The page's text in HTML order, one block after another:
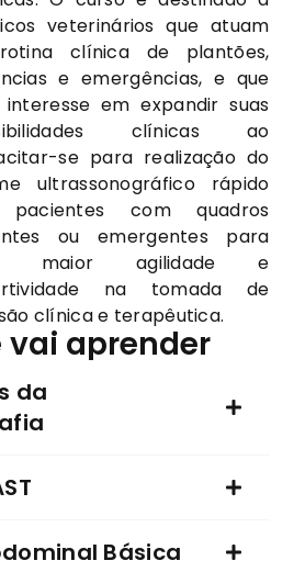
veterinários que atuam
clínica de plantões,
e emergências, e que
em expandir suas
clínicas ao
se para realização do
ultrassonográfico rápido
com quadros
ou emergentes para
maior agilidade e
na tomada de
clínica e terapêutica.
vai aprender
da
Básica